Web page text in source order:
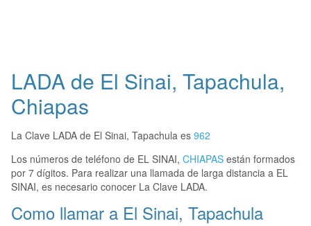
LADA de El Sinai, Tapachula,
Chiapas
La Clave LADA de El Sinai, Tapachula es 962
Los números de teléfono de EL SINAI, CHIAPAS están formados
por 7 dígitos. Para realizar una llamada de larga distancia a EL
SINAI, es necesario conocer La Clave LADA.
Como llamar a El Sinai, Tapachula